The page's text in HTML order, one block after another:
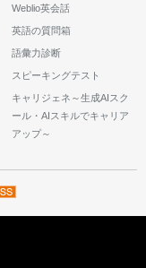
Weblio英会話
英語の質問箱
語彙力診断
スピーキングテスト
キャリジェネ～生成AIスク
ール・AIスキルでキャリア
アップ～